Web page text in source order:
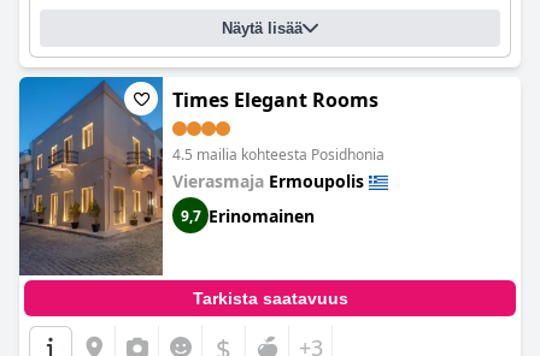
Näytä lisää
Times Elegant Rooms
4.5 mailia kohteesta Posidhonia
Vierasmaja Ermoupolis
9,7 Erinomainen
Tarkista saatavuus
$ +3